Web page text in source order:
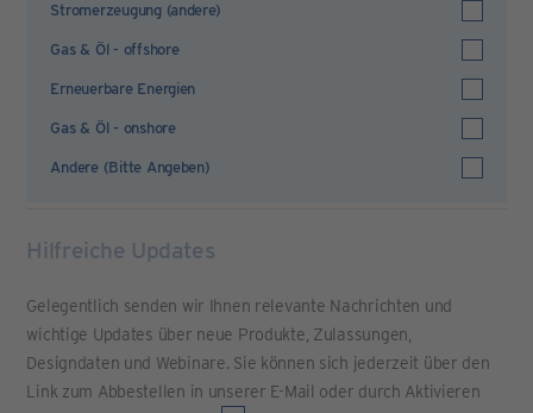
Stromerzeugung (andere)
Gas & Öl - offshore
Erneuerbare Energien
Gas & Öl - onshore
Andere (Bitte Angeben)
Hilfreiche Updates
Gelegentlich senden wir Ihnen relevante Nachrichten und
wichtige Updates über neue Produkte, Zulassungen,
Designdaten und Webinare. Sie können sich jederzeit über den
Link zum Abbestellen in unserer E-Mail oder durch Aktivieren